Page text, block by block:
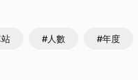
#人數 #年度